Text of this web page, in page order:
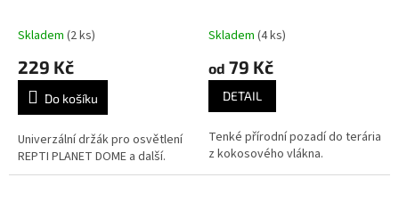
Skladem (2 ks)
229 Kč
Do košíku
Univerzální držák pro osvětlení
REPTI PLANET DOME a další.
Skladem (4 ks)
od 79 Kč
DETAIL
Tenké přírodní pozadí do terária
z kokosového vlákna.